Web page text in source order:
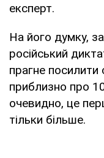
експерт.
На його думку,
російський
прагне посилити
приблизно про
очевидно, це
тільки більше.